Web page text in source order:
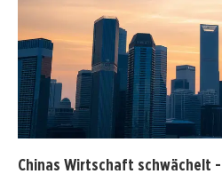
Chinas Wirtschaft schwächelt